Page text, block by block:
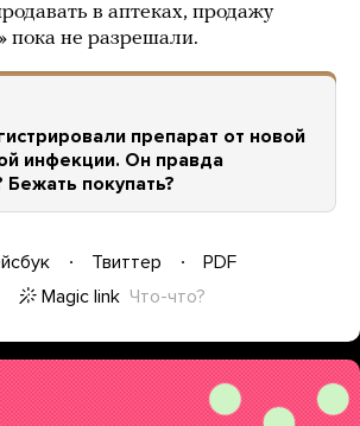
в аптеках, продажу
пока не разрешали.
препарат от новой
инфекции. Он правда
покупать?
Твиттер
PDF
Magic link Что-что?